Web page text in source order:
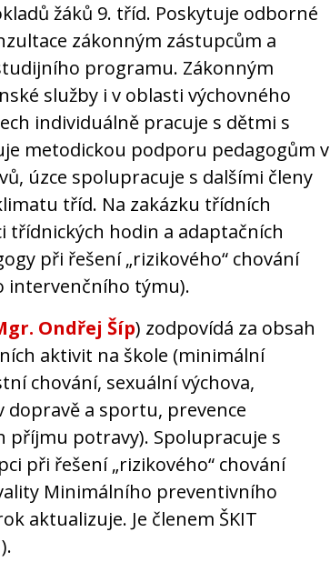
žáků 9. tříd. Poskytuje odborné
zákonným zástupcům a
programu. Zákonným
služby i v oblasti výchovného
individuálně pracuje s dětmi s
metodickou podporu pedagogům v
úzce spolupracuje s dalšími členy
tříd. Na zakázku třídních
třídnických hodin a adaptačních
při řešení „rizikového“ chování
intervenčního týmu).
Ondřej Šíp) zodpovídá za obsah
aktivit na škole (minimální
chování, sexuální výchova,
dopravě a sportu, prevence
příjmu potravy). Spolupracuje s
při řešení „rizikového“ chování
Minimálního preventivního
aktualizuje. Je členem ŠKIT